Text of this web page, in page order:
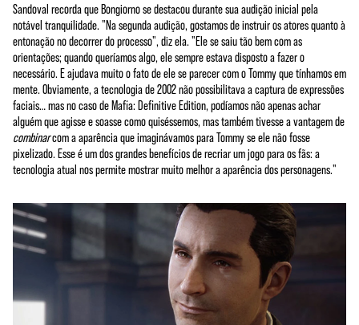
Sandoval recorda que Bongiorno se destacou durante sua audição inicial pela
notável tranquilidade. "Na segunda audição, gostamos de instruir os atores quanto à
entonação no decorrer do processo", diz ela. "Ele se saiu tão bem com as
orientações; quando queríamos algo, ele sempre estava disposto a fazer o
necessário. E ajudava muito o fato de ele se parecer com o Tommy que tínhamos em
mente. Obviamente, a tecnologia de 2002 não possibilitava a captura de expressões
faciais… mas no caso de Mafia: Definitive Edition, podíamos não apenas achar
alguém que agisse e soasse como quiséssemos, mas também tivesse a vantagem de
combinarcom a aparência que imaginávamos para Tommy se ele não fosse
pixelizado. Esse é um dos grandes benefícios de recriar um jogo para os fãs: a
tecnologia atual nos permite mostrar muito melhor a aparência dos personagens."